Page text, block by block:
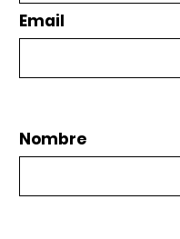
Email
Nombre